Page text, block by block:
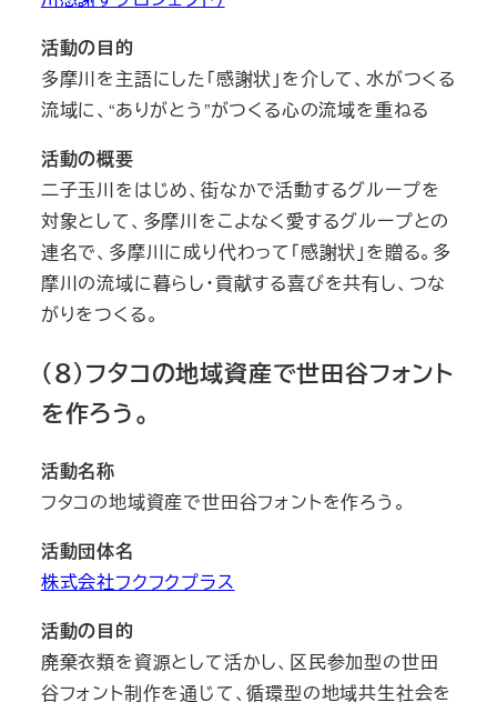
活動の目的
多摩川を主語にした「感謝状」を介して、水がつくる
流域に、“ありがとう”がつくる心の流域を重ねる
活動の概要
二子玉川をはじめ、街なかで活動するグループを
対象として、多摩川をこよなく愛するグループとの
連名で、多摩川に成り代わって「感謝状」を贈る。多
摩川の流域に暮らし・貢献する喜びを共有し、つな
がりをつくる。
（８）フタコの地域資産で世田谷フォント
を作ろう。
活動名称
フタコの地域資産で世田谷フォントを作ろう。
活動団体名
株式会社フクフクプラス
活動の目的
廃棄衣類を資源として活かし、区民参加型の世田
谷フォント制作を通じて、循環型の地域共生社会を